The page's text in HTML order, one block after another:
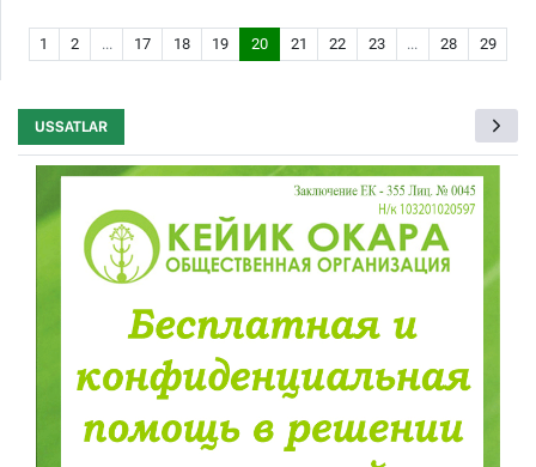
1 2 ... 17 18 19 20 21 22 23 ... 28 29
USSATLAR